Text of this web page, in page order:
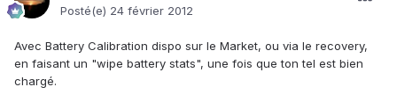
Posté(e) 24 février 2012
Avec Battery Calibration dispo sur le Market, ou via le recovery,
en faisant un "wipe battery stats", une fois que ton tel est bien
chargé.